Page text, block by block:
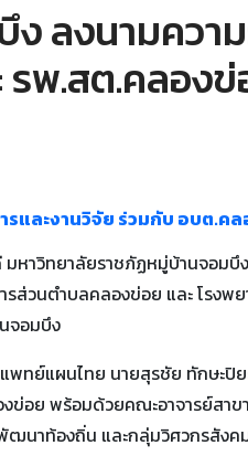
ลงนามควา
รพ.สต.คลอ
และงานวิจัย ร่วมกับ อบต.
าวิทยาลัยราชภัฏหมู่บ้านจอมบึ
ส่วนตำบลคลองข่อย และ โรง
จอมบึง
ทย์แผนไทย นายสุรชัย ทักษะปิ
อย พร้อมด้วยคณะอาจารย์สา
นาท้องถิ่น และกลุ่มวิศวกรสังค